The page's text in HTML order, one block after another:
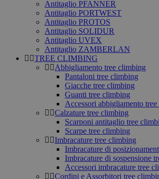
Antitaglio PFANNER
Antitaglio PORTWEST
Antitaglio PROTOS
Antitaglio SOLIDUR
Antitaglio UVEX
Antitaglio ZAMBERLAN
TREE CLIMBING
Abbigliamento tree climbing
Pantaloni tree climbing
Giacche tree climbing
Guanti tree climbing
Accessori abbigliamento
Calzature tree climbing
Scarponi antitaglio tree
Scarpe tree climbing
Imbracature tree climbing
Imbracature di
Imbracature di sospensione
Accessori imbracature tree
Cordini e Assorbitori tree